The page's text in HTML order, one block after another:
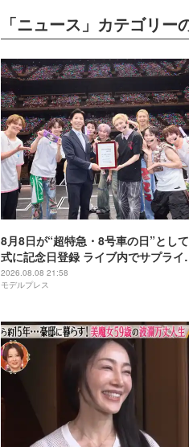
「ニュース」カテゴリー
8月8日が“超特急・8号車の日”とし
式に記念日登録 ライブ内でサプライ
発表
2026.08.08 21:58
モデルプレス